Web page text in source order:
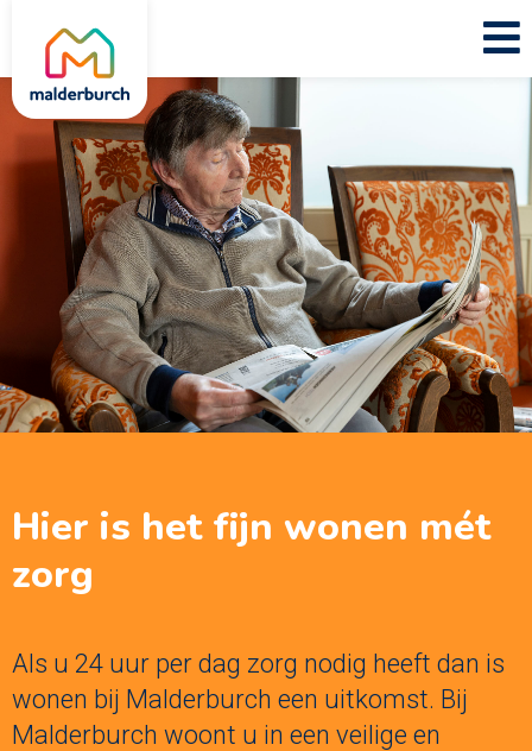
Hier is het fijn wonen mét
zorg
Als u 24 uur per dag zorg nodig heeft dan is
wonen bij Malderburch een uitkomst. Bij
Malderburch woont u in een veilige en